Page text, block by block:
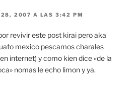
28, 2007 A LAS 3:42 PM
revivir este post kirai pero aka
mexico pescamos charales
internet) y como kien dice «de la
nomas le echo limon y ya.